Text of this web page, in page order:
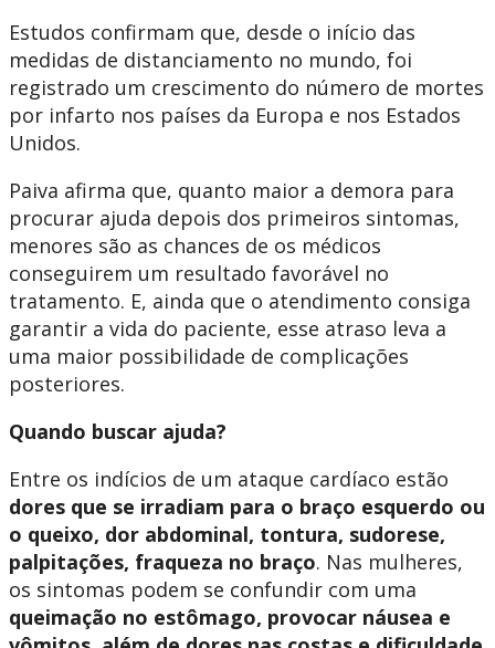
Estudos confirmam que, desde o início das
medidas de distanciamento no mundo, foi
registrado um crescimento do número de mortes
por infarto nos países da Europa e nos Estados
Unidos.
Paiva afirma que, quanto maior a demora para
procurar ajuda depois dos primeiros sintomas,
menores são as chances de os médicos
conseguirem um resultado favorável no
tratamento. E, ainda que o atendimento consiga
garantir a vida do paciente, esse atraso leva a
uma maior possibilidade de complicações
posteriores.
Quando buscar ajuda?
Entre os indícios de um ataque cardíaco estão
dores que se irradiam para o braço esquerdo ou
o queixo, dor abdominal, tontura, sudorese,
palpitações, fraqueza no braço. Nas mulheres,
os sintomas podem se confundir com uma
queimação no estômago, provocar náusea e